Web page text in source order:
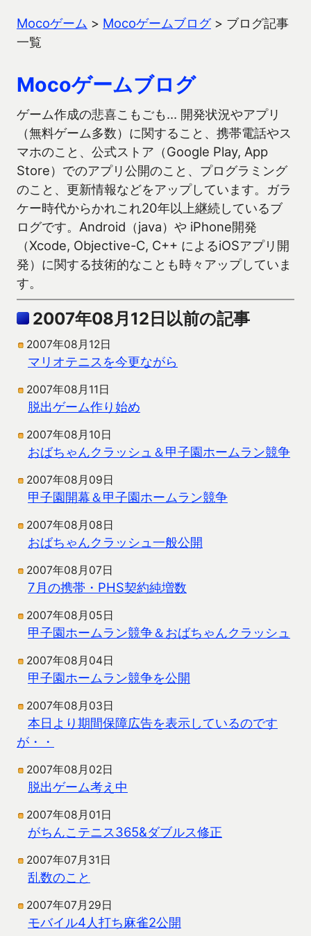
Mocoゲーム > Mocoゲームブログ> ブログ記事
一覧
Mocoゲームブログ
ゲーム作成の悲喜こもごも… 開発状況やアプリ
（無料ゲーム多数）に関すること、携帯電話やス
マホのこと、公式ストア（Google Play, App
Store）でのアプリ公開のこと、プログラミング
のこと、更新情報などをアップしています。ガラ
ケー時代からかれこれ20年以上継続しているブ
ログです。Android（java）や iPhone開発
（Xcode, Objective-C, C++ によるiOSアプリ開
発）に関する技術的なことも時々アップしていま
す。
2007年08月12日以前の記事
2007年08月12日
マリオテニスを今更ながら
2007年08月11日
脱出ゲーム作り始め
2007年08月10日
おばちゃんクラッシュ＆甲子園ホームラン競争
2007年08月09日
甲子園開幕＆甲子園ホームラン競争
2007年08月08日
おばちゃんクラッシュ一般公開
2007年08月07日
7月の携帯・PHS契約純増数
2007年08月05日
甲子園ホームラン競争＆おばちゃんクラッシュ
2007年08月04日
甲子園ホームラン競争を公開
2007年08月03日
本日より期間保障広告を表示しているのです
が・・
2007年08月02日
脱出ゲーム考え中
2007年08月01日
がちんこテニス365&ダブルス修正
2007年07月31日
乱数のこと
2007年07月29日
モバイル4人打ち麻雀2公開